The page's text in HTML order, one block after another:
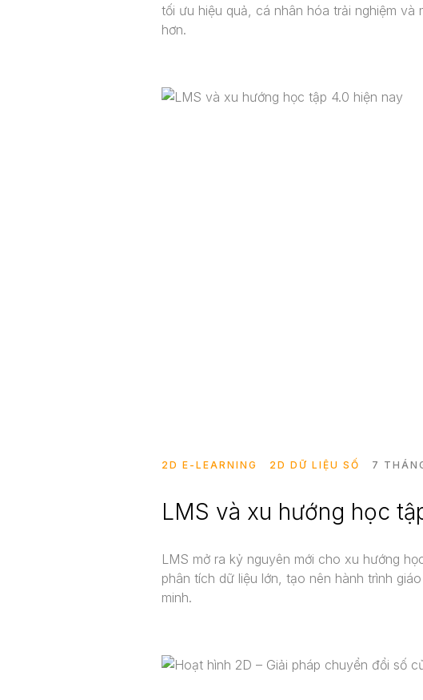
tối ưu hiệu quả, cá nhân hóa trải nghiệm và
hơn.
2D E-LEARNING 2D DỮ LIỆU SỐ 7
LMS và xu hướng học
LMS mở ra kỷ nguyên mới cho xu hướng
phân tích dữ liệu lớn, tạo nên hành trình
minh.